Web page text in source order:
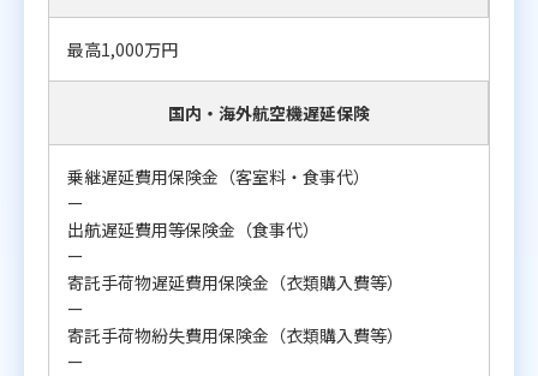
最高1,000万円
国内・海外航空機遅延保険
乗継遅延費用保険金（客室料・食事代）
ー
出航遅延費用等保険金（食事代）
ー
寄託手荷物遅延費用保険金（衣類購入費等）
ー
寄託手荷物紛失費用保険金（衣類購入費等）
ー